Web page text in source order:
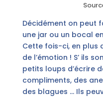
Décidément on peut
une jar ou un bocal
Cette fois-ci, en plus
de l’émotion ! S’ ils
petits loups d’écrire
compliments, des
des blagues … Ils